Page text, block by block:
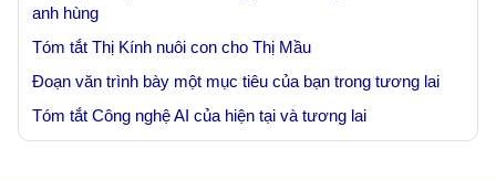
anh hùng
Tóm tắt Thị Kính nuôi con cho Thị Mầu
Đoạn văn trình bày một mục tiêu của bạn trong tương lai
Tóm tắt Công nghệ AI của hiện tại và tương lai